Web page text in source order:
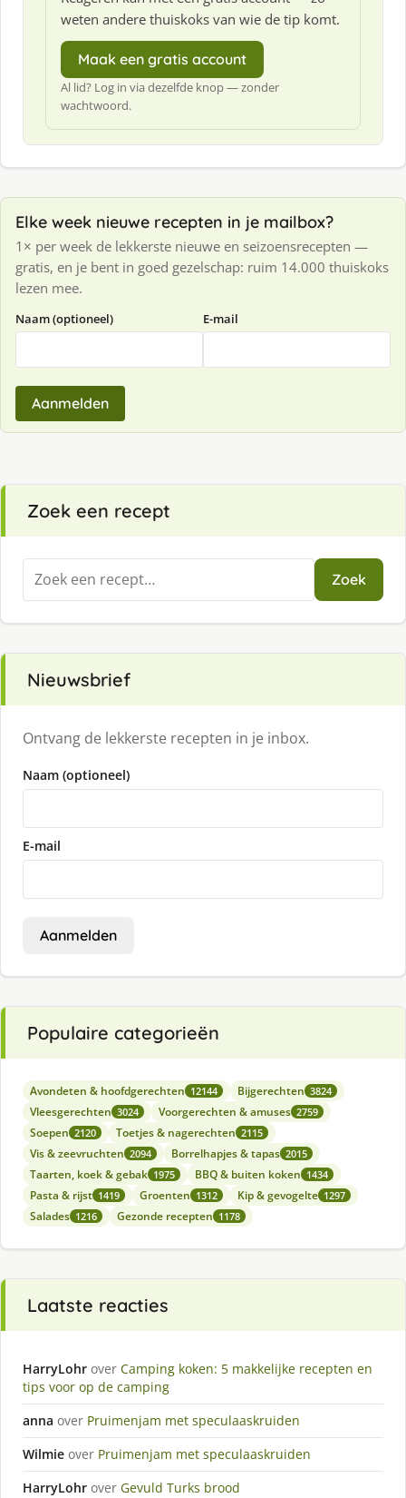
weten andere thuiskoks van wie de tip komt.
Maak een gratis account
Al lid? Log in via dezelfde knop — zonder
wachtwoord.
Elke week nieuwe recepten in je mailbox?
1× per week de lekkerste nieuwe en seizoensrecepten —
gratis, en je bent in goed gezelschap: ruim 14.000 thuiskoks
lezen mee.
Naam (optioneel) E-mail
Aanmelden
Zoek een recept
Zoeken
naar:
Zoek
Nieuwsbrief
Ontvang de lekkerste recepten in je inbox.
Naam (optioneel)
E-mail
Aanmelden
Populaire categorieën
Avondeten & hoofdgerechten 12144 Bijgerechten 3824
Vleesgerechten 3024 Voorgerechten & amuses 2759
Soepen 2120 Toetjes & nagerechten 2115
Vis & zeevruchten 2094 Borrelhapjes & tapas 2015
Taarten, koek & gebak 1975 BBQ & buiten koken 1434
Pasta & rijst 1419 Groenten 1312 Kip & gevogelte 1297
Salades 1216 Gezonde recepten 1178
Laatste reacties
HarryLohr over Camping koken: 5 makkelijke recepten en
tips voor op de camping
anna over Pruimenjam met speculaaskruiden
Wilmie over Pruimenjam met speculaaskruiden
HarryLohr over Gevuld Turks brood